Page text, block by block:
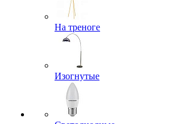
На треноге
Изогнутые